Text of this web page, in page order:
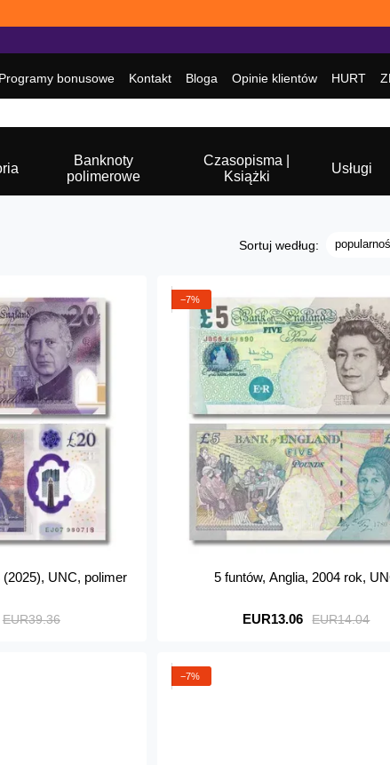
Programy bonusowe Kontakt Bloga Opinie klientów HURT
Banknoty
polimerowe
Czasopisma |
Książki
Usługi
Sortuj według:
(2025), UNC, polimer
EUR39.36
−7%
5 funtów, Anglia, 2004 rok,
EUR14.04
EUR13.06
−7%